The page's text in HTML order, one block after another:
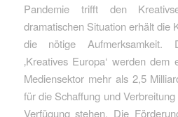
Pandemie trifft den
dramatischen Situation erhält die
die nötige Aufmerksamkeit.
‚Kreatives Europa‘ werden
Mediensektor mehr als 2,5
für die Schaffung und
Verfügung stehen. Die